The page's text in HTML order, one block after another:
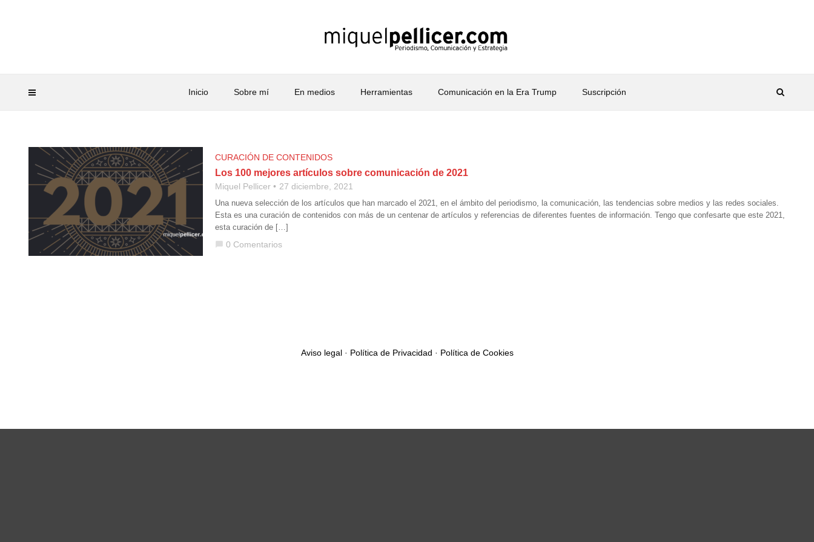
Inicio Sobre mí En medios Herramientas Comunicación en la Era Trump Suscripción
CURACIÓN DE CONTENIDOS
Los 100 mejores artículos sobre comunicación de 2021
Miquel Pellicer 27 diciembre, 2021
Una nueva selección de los artículos que han marcado el 2021, en el ámbito del periodismo, la comunicación, las tendencias sobre medios y las redes sociales.
Esta es una curación de contenidos con más de un centenar de artículos y referencias de diferentes fuentes de información. Tengo que confesarte que este 2021,
esta curación de […]
chat_bubble 0 Comentarios
Aviso legal· Política de Privacidad · Política de Cookies